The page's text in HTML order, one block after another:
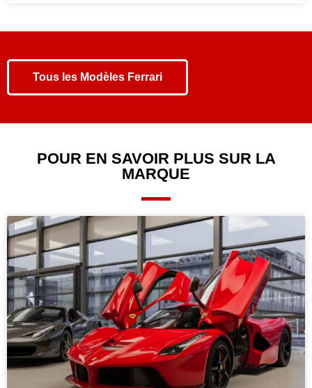
Tous les Modèles Ferrari
POUR EN SAVOIR PLUS SUR LA
MARQUE